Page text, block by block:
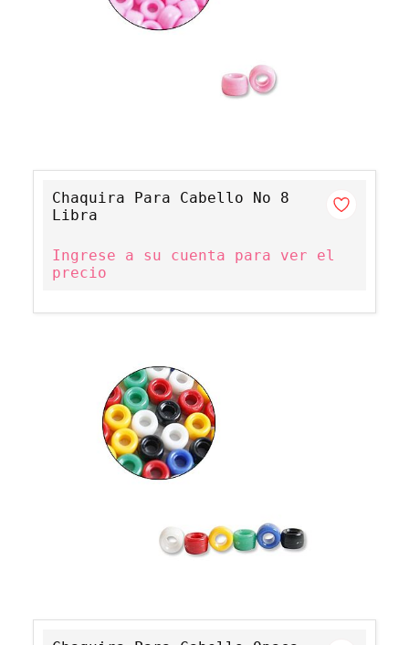
Chaquira Para Cabello No 8
Libra
Ingrese a su cuenta para ver el
precio